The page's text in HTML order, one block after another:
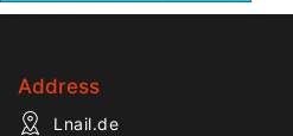
Address
Lnail.de